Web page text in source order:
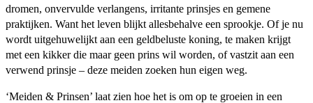
dromen, onvervulde verlangens, irritante prinsjes en gemene
praktijken. Want het leven blijkt allesbehalve een sprookje. Of je nu
wordt uitgehuwelijkt aan een geldbeluste koning, te maken krijgt
met een kikker die maar geen prins wil worden, of vastzit aan een
verwend prinsje – deze meiden zoeken hun eigen weg.
‘Meiden & Prinsen’ laat zien hoe het is om op te groeien in een